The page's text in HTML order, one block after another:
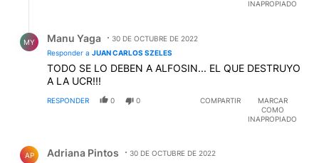
INAPROPIADO
MY Manu Yaga
30 DE OCTUBRE DE 2022
Responder a JUAN CARLOS SZELES
TODO SE LO DEBEN A ALFOSIN... EL QUE DESTRUYO
A LA UCR!!!
RESPONDER 0 0 COMPARTIR
MARCAR
COMO
INAPROPIADO
AP Adriana Pintos 30 DE OCTUBRE DE 2022